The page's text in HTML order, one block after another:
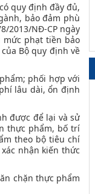
quy định đầy đủ,
bảo đảm phù
2013/NĐ-CP ngày
mức phạt tiền bảo
Bộ quy định về
phối hợp với
lâu dài, ổn định
được để lại và sử
thực phẩm, bố trí
theo bộ tiêu chí
nhận kiến thức
chặn thực phẩm